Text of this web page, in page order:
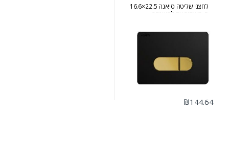
לחצני שליטה סיאנה 22.5×16.6
ס״מ שחור עם לחצן זהב
₪144.64